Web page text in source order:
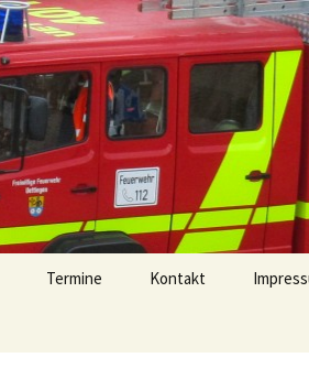
Termine Kontakt